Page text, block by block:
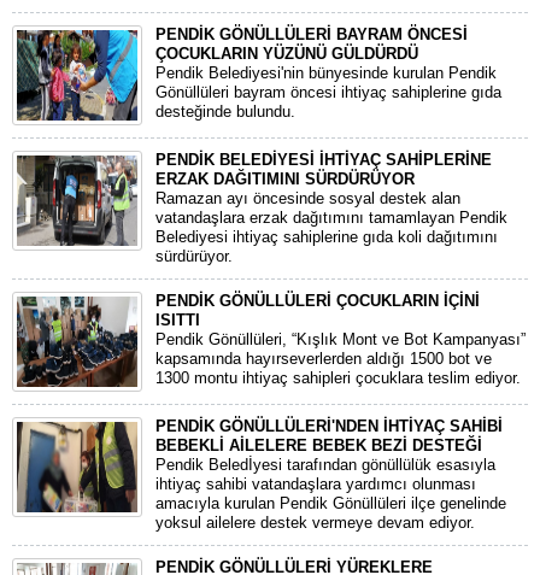
PENDİK GÖNÜLLÜLERİ BAYRAM ÖNCESİ
ÇOCUKLARIN YÜZÜNÜ GÜLDÜRDÜ
Pendik Belediyesi'nin bünyesinde kurulan Pendik
Gönüllüleri bayram öncesi ihtiyaç sahiplerine gıda
desteğinde bulundu.
PENDİK BELEDİYESİ İHTİYAÇ SAHİPLERİNE
ERZAK DAĞITIMINI SÜRDÜRÜYOR
Ramazan ayı öncesinde sosyal destek alan
vatandaşlara erzak dağıtımını tamamlayan Pendik
Belediyesi ihtiyaç sahiplerine gıda koli dağıtımını
sürdürüyor.
PENDİK GÖNÜLLÜLERİ ÇOCUKLARIN İÇİNİ
ISITTI
Pendik Gönüllüleri, “Kışlık Mont ve Bot Kampanyası”
kapsamında hayırseverlerden aldığı 1500 bot ve
1300 montu ihtiyaç sahipleri çocuklara teslim ediyor.
PENDİK GÖNÜLLÜLERİ'NDEN İHTİYAÇ SAHİBİ
BEBEKLİ AİLELERE BEBEK BEZİ DESTEĞİ
Pendik Beledİyesi tarafından gönüllülük esasıyla
ihtiyaç sahibi vatandaşlara yardımcı olunması
amacıyla kurulan Pendik Gönüllüleri ilçe genelinde
yoksul ailelere destek vermeye devam ediyor.
PENDİK GÖNÜLLÜLERİ YÜREKLERE